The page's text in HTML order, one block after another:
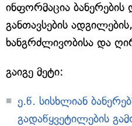
ინფორმაცია ბანერების
განთავსების
ხანგრძლივობისა და
გაიგე მეტი:
ე.წ. სისხლიან
გადაწყვეტილების